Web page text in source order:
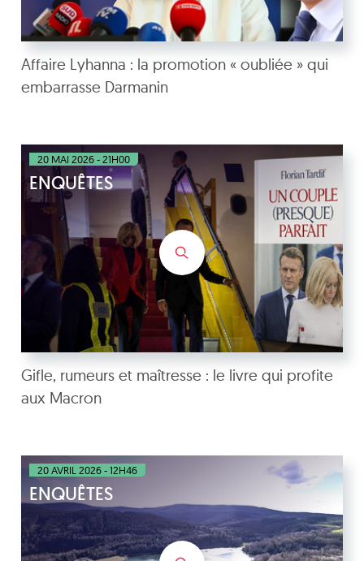
Affaire Lyhanna : la promotion « oubliée » qui
embarrasse Darmanin
20 MAI 2026 - 21H00
ENQUÊTES
Gifle, rumeurs et maîtresse : le livre qui profite
aux Macron
20 AVRIL 2026 - 12H46
ENQUÊTES